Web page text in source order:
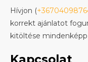
Hívjon (
korrekt ajánlatot
kitöltése